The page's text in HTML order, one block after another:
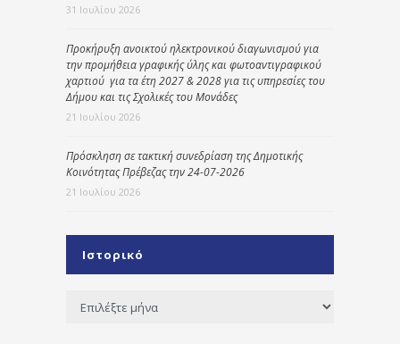
31 Ιουλίου 2026
Προκήρυξη ανοικτού ηλεκτρονικού διαγωνισμού για
την προμήθεια γραφικής ύλης και φωτοαντιγραφικού
χαρτιού για τα έτη 2027 & 2028 για τις υπηρεσίες του
Δήμου και τις Σχολικές του Μονάδες
21 Ιουλίου 2026
Πρόσκληση σε τακτική συνεδρίαση της Δημοτικής
Κοινότητας Πρέβεζας την 24-07-2026
21 Ιουλίου 2026
Ιστορικό
Ιστορικό